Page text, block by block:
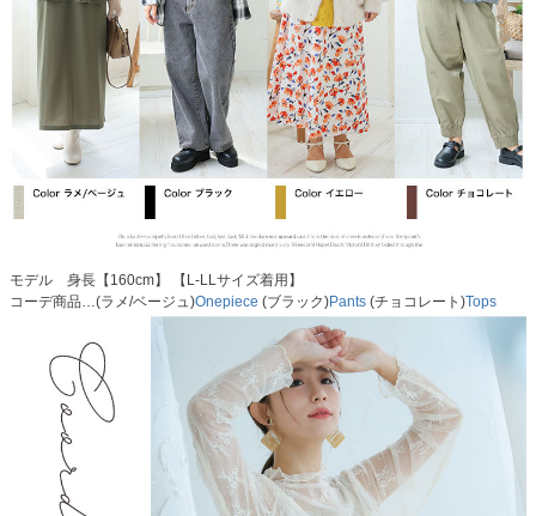
モデル 身長【160cm】 【L-LLサイズ着用】
コーデ商品…(ラメ/ベージュ)Onepiece (ブラック)Pants (チョコレート)Tops